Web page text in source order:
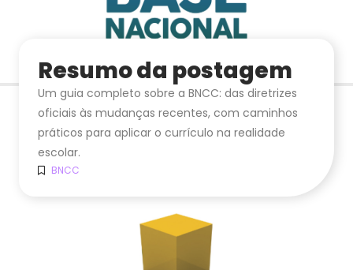
Resumo da postagem
Um guia completo sobre a BNCC: das diretrizes
oficiais às mudanças recentes, com caminhos
práticos para aplicar o currículo na realidade
escolar.
BNCC